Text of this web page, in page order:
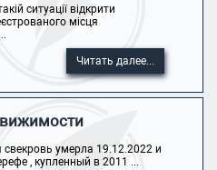
ситуації відкрити
місця
Читать далее...
свекровь умерла 19.12.2022 и
, купленный в 2011 ...